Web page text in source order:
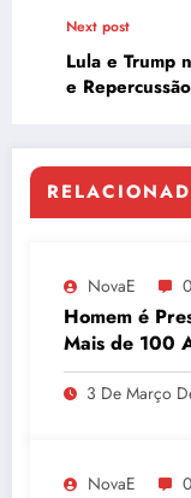
Next post
Lula e Trump
e
NovaE 0
Homem é
Mais de 100
3 De Março
NovaE 0